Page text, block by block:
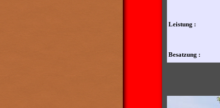
Leistung :
Besatzung :